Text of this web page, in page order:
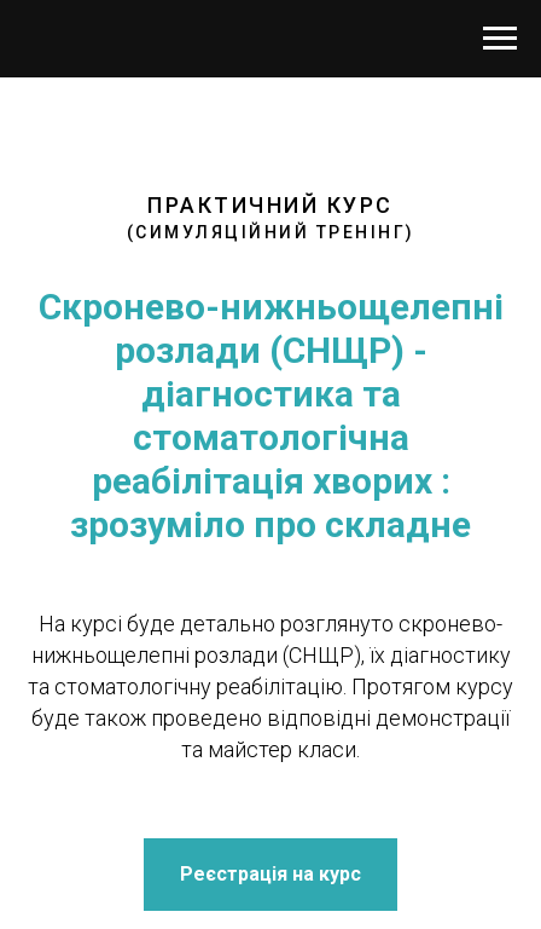
ПРАКТИЧНИЙ КУРС
(СИМУЛЯЦІЙНИЙ ТРЕНІНГ)
Скронево-нижньощелепні
розлади (СНЩР) -
діагностика та
стоматологічна
реабілітація хворих :
зрозуміло про складне
На курсі буде детально розглянуто скронево-
нижньощелепні розлади (СНЩР), їх діагностику
та стоматологічну реабілітацію. Протягом курсу
буде також проведено відповідні демонстрації
та майстер класи.
Реєстрація на курс